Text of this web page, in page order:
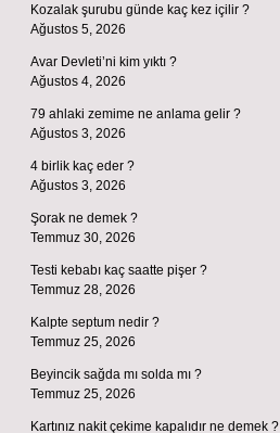
Kozalak şurubu günde kaç kez içilir ?
Ağustos 5, 2026
Avar Devleti’ni kim yıktı ?
Ağustos 4, 2026
79 ahlaki zemime ne anlama gelir ?
Ağustos 3, 2026
4 birlik kaç eder ?
Ağustos 3, 2026
Şorak ne demek ?
Temmuz 30, 2026
Testi kebabı kaç saatte pişer ?
Temmuz 28, 2026
Kalpte septum nedir ?
Temmuz 25, 2026
Beyincik sağda mı solda mı ?
Temmuz 25, 2026
Kartınız nakit çekime kapalıdır ne demek ?